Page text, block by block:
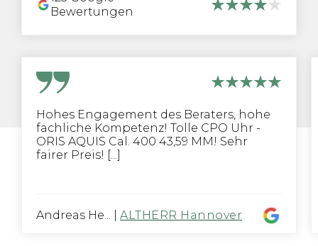
Bewertungen
Hohes Engagement des Beraters, hohe
fachliche Kompetenz! Tolle CPO Uhr -
ORIS AQUIS Cal. 400 43,59 MM! Sehr
fairer Preis! [...]
Andreas He... ALTHERR Hannover